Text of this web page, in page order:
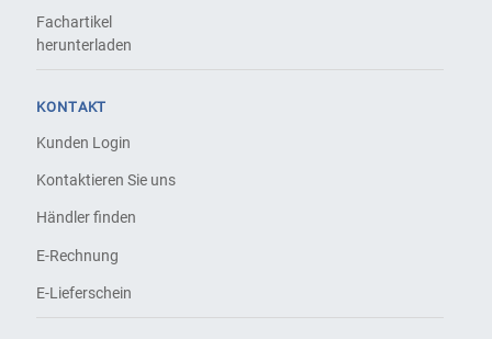
Fachartikel
herunterladen
KONTAKT
Kunden Login
Kontaktieren Sie uns
Händler finden
E-Rechnung
E-Lieferschein